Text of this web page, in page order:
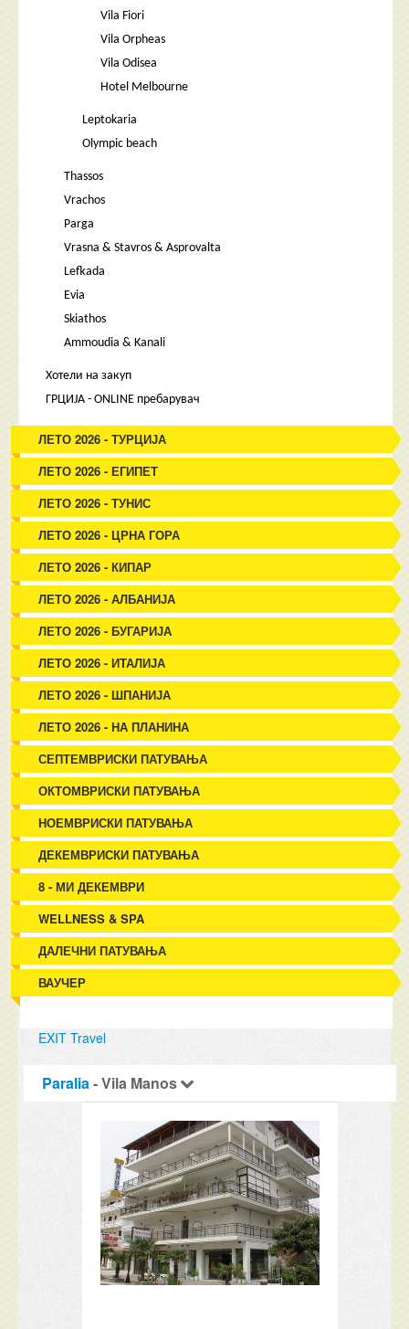
Vila Fiori
Vila Orpheas
Vila Odisea
Hotel Melbourne
Leptokaria
Olympic beach
Thassos
Vrachos
Parga
Vrasna & Stavros & Asprovalta
Lefkada
Evia
Skiathos
Ammoudia & Kanali
Хотели на закуп
ГРЦИЈА - ONLINE пребарувач
ЛЕТО 2026 - ТУРЦИЈА
ЛЕТО 2026 - ЕГИПЕТ
ЛЕТО 2026 - ТУНИС
ЛЕТО 2026 - ЦРНА ГОРА
ЛЕТО 2026 - КИПАР
ЛЕТО 2026 - АЛБАНИЈА
ЛЕТО 2026 - БУГАРИЈА
ЛЕТО 2026 - ИТАЛИЈА
ЛЕТО 2026 - ШПАНИЈА
ЛЕТО 2026 - НА ПЛАНИНА
СЕПТЕМВРИСКИ ПАТУВАЊА
ОКТОМВРИСКИ ПАТУВАЊА
НОЕМВРИСКИ ПАТУВАЊА
ДЕКЕМВРИСКИ ПАТУВАЊА
8 - МИ ДЕКЕМВРИ
WELLNESS & SPA
ДАЛЕЧНИ ПАТУВАЊА
ВАУЧЕР
EXIT Travel
Paralia- Vila Manos